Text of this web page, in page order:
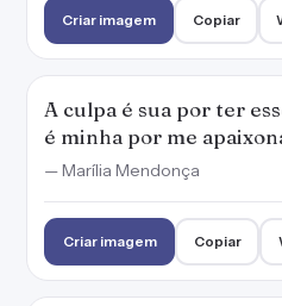
Criar imagem Copiar
A culpa é sua por ter
é minha por me
— Marília Mendonça
Criar imagem Copiar